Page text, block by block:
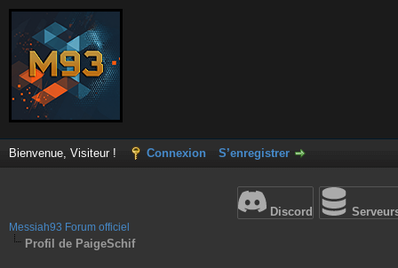
Bienvenue, Visiteur ! Connexion S’enregistrer
Discord
Messiah93 Forum officiel
Profil de PaigeSchif